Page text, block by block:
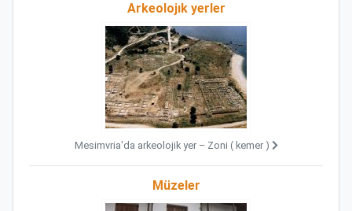
Arkeolojık yerler
Mesimvria'da arkeolojik yer – Zoni ( kemer )
Müzeler